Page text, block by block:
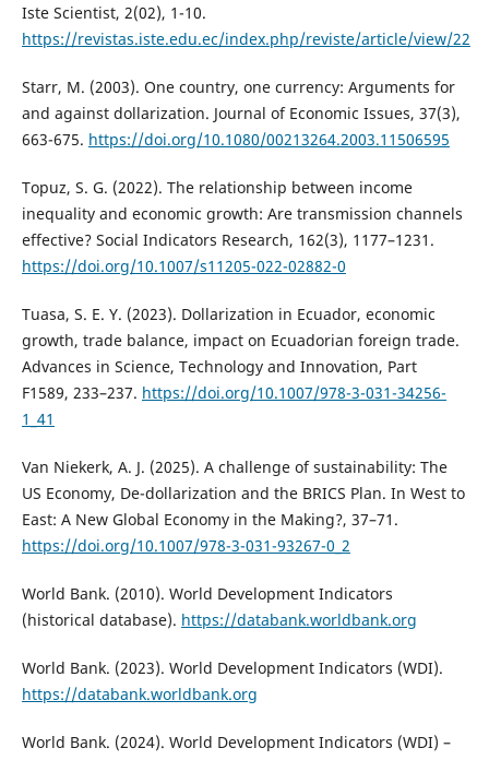
Iste Scientist, 2(02), 1-10.
https://revistas.iste.edu.ec/index.php/reviste/article/view/22
Starr, M. (2003). One country, one currency: Arguments for
and against dollarization. Journal of Economic Issues, 37(3),
663-675. https://doi.org/10.1080/00213264.2003.11506595
Topuz, S. G. (2022). The relationship between income
inequality and economic growth: Are transmission channels
effective? Social Indicators Research, 162(3), 1177–1231.
https://doi.org/10.1007/s11205-022-02882-0
Tuasa, S. E. Y. (2023). Dollarization in Ecuador, economic
growth, trade balance, impact on Ecuadorian foreign trade.
Advances in Science, Technology and Innovation, Part
F1589, 233–237. https://doi.org/10.1007/978-3-031-34256-
1_41
Van Niekerk, A. J. (2025). A challenge of sustainability: The
US Economy, De-dollarization and the BRICS Plan. In West to
East: A New Global Economy in the Making?, 37–71.
https://doi.org/10.1007/978-3-031-93267-0_2
World Bank. (2010). World Development Indicators
(historical database). https://databank.worldbank.org
World Bank. (2023). World Development Indicators (WDI).
https://databank.worldbank.org
World Bank. (2024). World Development Indicators (WDI) –